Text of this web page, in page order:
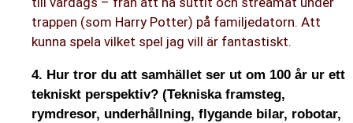
trappen (som Harry Potter) på familjedatorn. Att
kunna spela vilket spel jag vill är fantastiskt.
4. Hur tror du att samhället ser ut om 100 år ur ett
tekniskt perspektiv? (Tekniska framsteg,
rymdresor, underhållning, flygande bilar, robotar,